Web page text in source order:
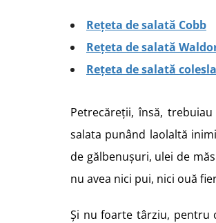
Rețeta de salată Cobb
Rețeta de salată
Rețeta de salată
Petrecăreții, însă,
salata punând laolaltă
de gălbenușuri, ulei de
nu avea nici pui, nici ouă
Și nu foarte târziu, pentru